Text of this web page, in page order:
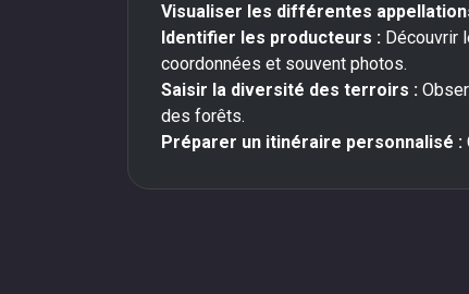
Visualiser les différentes
Identifier les producteurs : Découvrir
coordonnées et souvent photos.
Saisir la diversité des terroirs :
des forêts.
Préparer un itinéraire personnalisé :